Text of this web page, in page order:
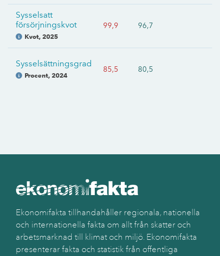
Sysselsatt
försörjningskvot
Kvot, 2025
99,9 96,7
Sysselsättningsgrad
Procent, 2024
85,5 80,5
Ekonomifakta tillhandahåller regionala, nationella
och internationella fakta om allt från skatter och
arbetsmarknad till klimat och miljö. Ekonomifakta
presenterar fakta och statistik från offentliga